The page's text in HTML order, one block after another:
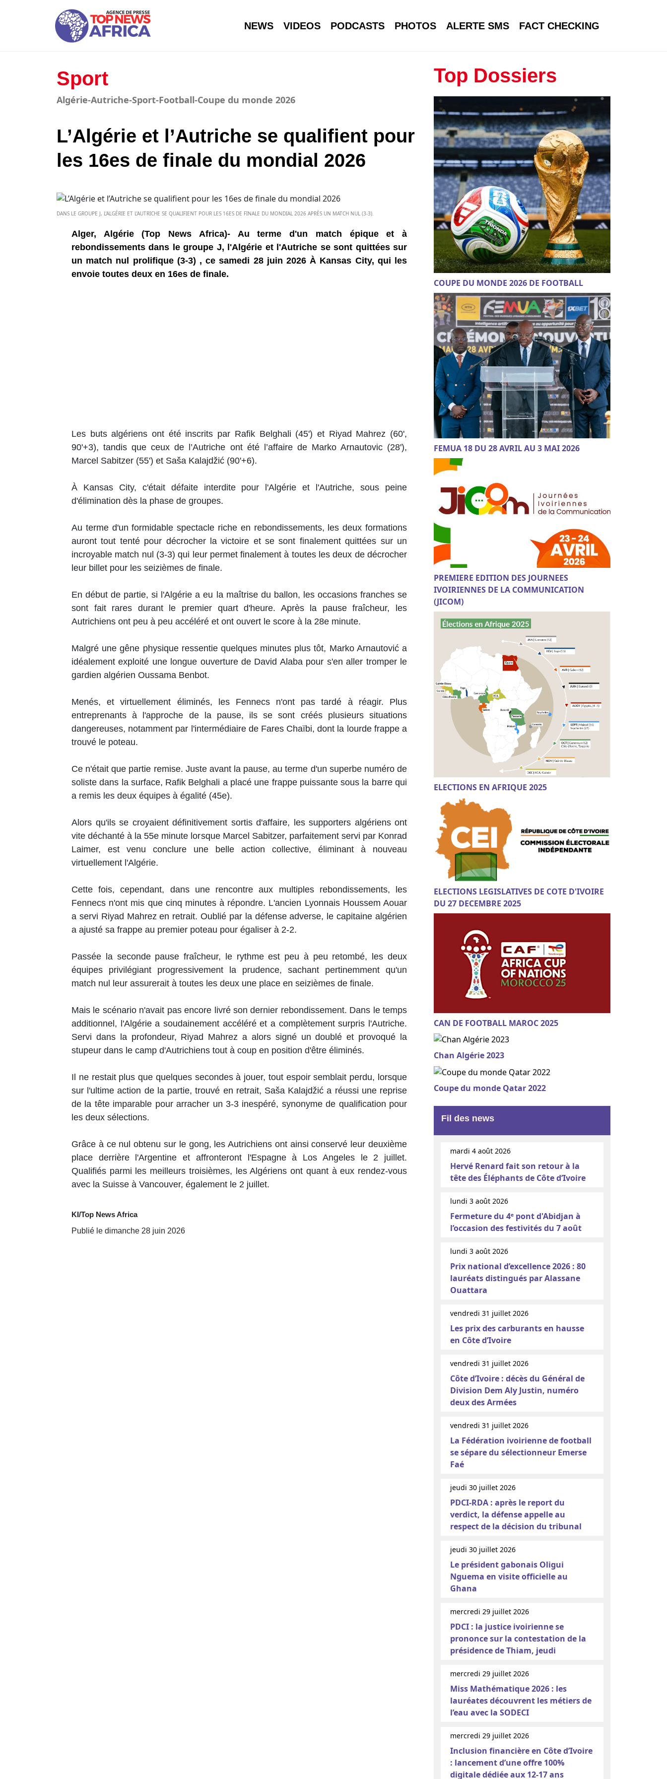
NEWS VIDEOS PODCASTS PHOTOS ALERTE SMS FACT CHECKING
Sport
Algérie-Autriche-Sport-Football-Coupe du monde 2026
L’Algérie et l’Autriche se qualifient pour
les 16es de finale du mondial 2026
DANS LE GROUPE J, L’ALGÉRIE ET L’AUTRICHE SE QUALIFIENT POUR LES 16ES DE FINALE DU MONDIAL 2026 APRÈS UN MATCH NUL (3-3).
Alger, Algérie (Top News Africa)- Au terme d'un match épique et à
rebondissements dans le groupe J, l'Algérie et l'Autriche se sont quittées sur
un match nul prolifique (3-3) , ce samedi 28 juin 2026 À Kansas City, qui les
envoie toutes deux en 16es de finale.
Les buts algériens ont été inscrits par Rafik Belghali (45') et Riyad Mahrez (60',
90'+3), tandis que ceux de l’Autriche ont été l’affaire de Marko Arnautovic (28'),
Marcel Sabitzer (55') et Saša Kalajdžić (90'+6).
À Kansas City, c'était défaite interdite pour l'Algérie et l'Autriche, sous peine
d'élimination dès la phase de groupes.
Au terme d'un formidable spectacle riche en rebondissements, les deux formations
auront tout tenté pour décrocher la victoire et se sont finalement quittées sur un
incroyable match nul (3-3) qui leur permet finalement à toutes les deux de décrocher
leur billet pour les seizièmes de finale.
En début de partie, si l'Algérie a eu la maîtrise du ballon, les occasions franches se
sont fait rares durant le premier quart d'heure. Après la pause fraîcheur, les
Autrichiens ont peu à peu accéléré et ont ouvert le score à la 28e minute.
Malgré une gêne physique ressentie quelques minutes plus tôt, Marko Arnautović a
idéalement exploité une longue ouverture de David Alaba pour s'en aller tromper le
gardien algérien Oussama Benbot.
Menés, et virtuellement éliminés, les Fennecs n'ont pas tardé à réagir. Plus
entreprenants à l'approche de la pause, ils se sont créés plusieurs situations
dangereuses, notamment par l'intermédiaire de Fares Chaïbi, dont la lourde frappe a
trouvé le poteau.
Ce n'était que partie remise. Juste avant la pause, au terme d'un superbe numéro de
soliste dans la surface, Rafik Belghali a placé une frappe puissante sous la barre qui
a remis les deux équipes à égalité (45e).
Alors qu'ils se croyaient définitivement sortis d'affaire, les supporters algériens ont
vite déchanté à la 55e minute lorsque Marcel Sabitzer, parfaitement servi par Konrad
Laimer, est venu conclure une belle action collective, éliminant à nouveau
virtuellement l'Algérie.
Cette fois, cependant, dans une rencontre aux multiples rebondissements, les
Fennecs n'ont mis que cinq minutes à répondre. L'ancien Lyonnais Houssem Aouar
a servi Riyad Mahrez en retrait. Oublié par la défense adverse, le capitaine algérien
a ajusté sa frappe au premier poteau pour égaliser à 2-2.
Passée la seconde pause fraîcheur, le rythme est peu à peu retombé, les deux
équipes privilégiant progressivement la prudence, sachant pertinemment qu'un
match nul leur assurerait à toutes les deux une place en seizièmes de finale.
Mais le scénario n'avait pas encore livré son dernier rebondissement. Dans le temps
additionnel, l'Algérie a soudainement accéléré et a complètement surpris l'Autriche.
Servi dans la profondeur, Riyad Mahrez a alors signé un doublé et provoqué la
stupeur dans le camp d'Autrichiens tout à coup en position d'être éliminés.
Il ne restait plus que quelques secondes à jouer, tout espoir semblait perdu, lorsque
sur l'ultime action de la partie, trouvé en retrait, Saša Kalajdžić a réussi une reprise
de la tête imparable pour arracher un 3-3 inespéré, synonyme de qualification pour
les deux sélections.
Grâce à ce nul obtenu sur le gong, les Autrichiens ont ainsi conservé leur deuxième
place derrière l'Argentine et affronteront l'Espagne à Los Angeles le 2 juillet.
Qualifiés parmi les meilleurs troisièmes, les Algériens ont quant à eux rendez-vous
avec la Suisse à Vancouver, également le 2 juillet.
KI/Top News Africa
Publié le dimanche 28 juin 2026
Top Dossiers
COUPE DU MONDE 2026 DE FOOTBALL
FEMUA 18 DU 28 AVRIL AU 3 MAI 2026
PREMIERE EDITION DES JOURNEES
IVOIRIENNES DE LA COMMUNICATION
(JICOM)
ELECTIONS EN AFRIQUE 2025
ELECTIONS LEGISLATIVES DE COTE D'IVOIRE
DU 27 DECEMBRE 2025
CAN DE FOOTBALL MAROC 2025
Chan Algérie 2023
Coupe du monde Qatar 2022
Fil des news
mardi 4 août 2026
Hervé Renard fait son retour à la
tête des Éléphants de Côte d’Ivoire
lundi 3 août 2026
Fermeture du 4ᵉ pont d'Abidjan à
l’occasion des festivités du 7 août
lundi 3 août 2026
Prix national d’excellence 2026 : 80
lauréats distingués par Alassane
Ouattara
vendredi 31 juillet 2026
Les prix des carburants en hausse
en Côte d’Ivoire
vendredi 31 juillet 2026
Côte d’Ivoire : décès du Général de
Division Dem Aly Justin, numéro
deux des Armées
vendredi 31 juillet 2026
La Fédération ivoirienne de football
se sépare du sélectionneur Emerse
Faé
jeudi 30 juillet 2026
PDCI-RDA : après le report du
verdict, la défense appelle au
respect de la décision du tribunal
jeudi 30 juillet 2026
Le président gabonais Oligui
Nguema en visite officielle au
Ghana
mercredi 29 juillet 2026
PDCI : la justice ivoirienne se
prononce sur la contestation de la
présidence de Thiam, jeudi
mercredi 29 juillet 2026
Miss Mathématique 2026 : les
lauréates découvrent les métiers de
l’eau avec la SODECI
mercredi 29 juillet 2026
Inclusion financière en Côte d’Ivoire
: lancement d’une offre 100%
digitale dédiée aux 12-17 ans